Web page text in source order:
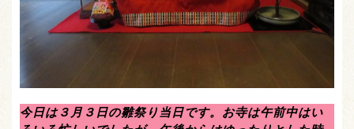
今日は３月３日の雛祭り当日です。お寺は午前中はい